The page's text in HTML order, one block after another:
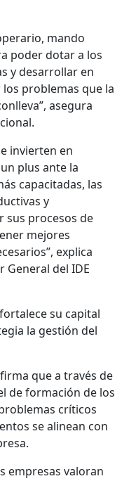
mando
poder dotar a los
y desarrollar en
problemas que la
asegura
invierten en
plus ante la
capacitadas, las
y
sus procesos de
mejores
explica
General del IDE
su capital
la gestión del
que a través de
de formación de los
críticos
se alinean con
empresas valoran